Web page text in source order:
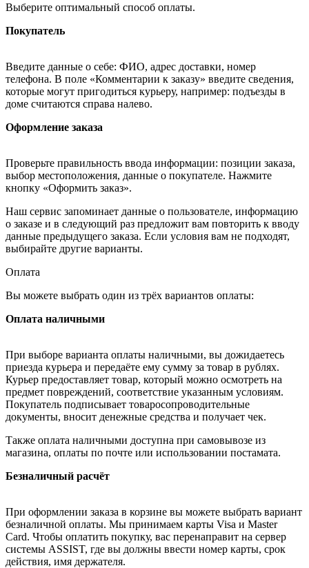
Выберите оптимальный способ оплаты.
Покупатель
Введите данные о себе: ФИО, адрес доставки, номер
телефона. В поле «Комментарии к заказу» введите сведения,
которые могут пригодиться курьеру, например: подъезды в
доме считаются справа налево.
Оформление заказа
Проверьте правильность ввода информации: позиции заказа,
выбор местоположения, данные о покупателе. Нажмите
кнопку «Оформить заказ».
Наш сервис запоминает данные о пользователе, информацию
о заказе и в следующий раз предложит вам повторить к вводу
данные предыдущего заказа. Если условия вам не подходят,
выбирайте другие варианты.
Оплата
Вы можете выбрать один из трёх вариантов оплаты:
Оплата наличными
При выборе варианта оплаты наличными, вы дожидаетесь
приезда курьера и передаёте ему сумму за товар в рублях.
Курьер предоставляет товар, который можно осмотреть на
предмет повреждений, соответствие указанным условиям.
Покупатель подписывает товаросопроводительные
документы, вносит денежные средства и получает чек.
Также оплата наличными доступна при самовывозе из
магазина, оплаты по почте или использовании постамата.
Безналичный расчёт
При оформлении заказа в корзине вы можете выбрать вариант
безналичной оплаты. Мы принимаем карты Visa и Master
Card. Чтобы оплатить покупку, вас перенаправит на сервер
системы ASSIST, где вы должны ввести номер карты, срок
действия, имя держателя.